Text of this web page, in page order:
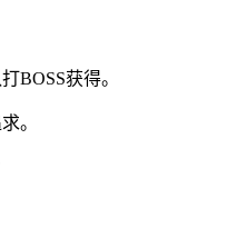
BOSS获得。
。